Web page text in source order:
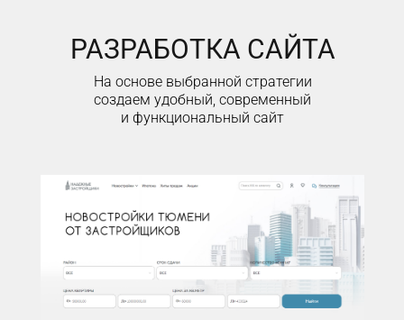
РАЗРАБОТКА САЙТА
На основе выбранной стратегии
создаем удобный, современный
и функциональный сайт